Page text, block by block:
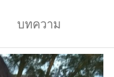
บทความ